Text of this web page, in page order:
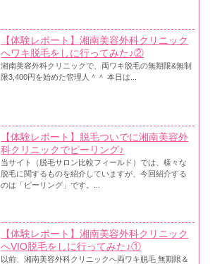
【体験レポート】湘南美容外科クリニック
へワキ脱毛をしに行ってみた♪②
湘南美容外科クリニックで、両ワキ脱毛の無期限&無制
限3,400円を始めた管理人＾＾ 本日は...
【体験レポート】脱毛ついでに湘南美容外
科クリニックでピーリング♪
当サイト（脱毛サロン比較フィールド）では、様々な
脱毛に関するものを紹介していますが、今回紹介する
のは「ピーリング」です。...
【体験レポート】湘南美容外科クリニック
へVIO脱毛をしに行ってみた♪①
以前、湘南美容外科クリニックへ両ワキ脱毛 無期限＆